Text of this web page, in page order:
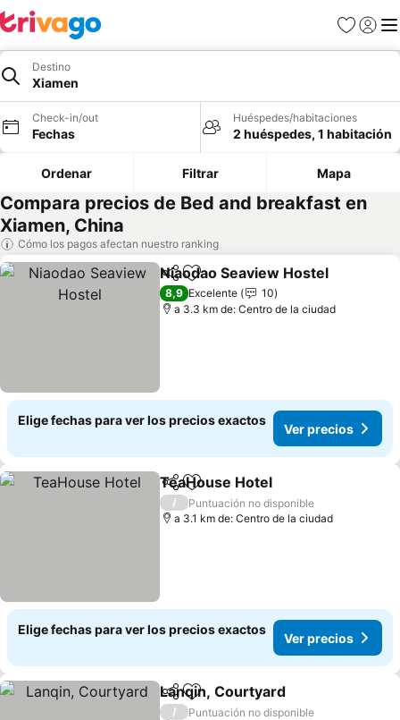
Favoritos
Iniciar
Destino
Xiamen
Check-in/out
Fechas
Huéspedes/habitaciones
2 huéspedes, 1 habitación
Ordenar Filtrar Mapa
Compara precios de Bed and breakfast en
Xiamen, China
Cómo los pagos afectan nuestro ranking
CompartirAgregar a favoritos
Niaodao Seaview Hostel
8,9 Excelente
10
a 3.3 km de: Centro de la ciudad
Elige fechas para ver los precios exactos
Ver precios
Compartir
Agregar a favoritos
TeaHouse Hotel
/
Puntuación no disponible
a 3.1 km de: Centro de la ciudad
Elige fechas para ver los precios exactos
Ver precios
CompartirAgregar a favoritos
Lanqin, Courtyard
/
Puntuación no disponible